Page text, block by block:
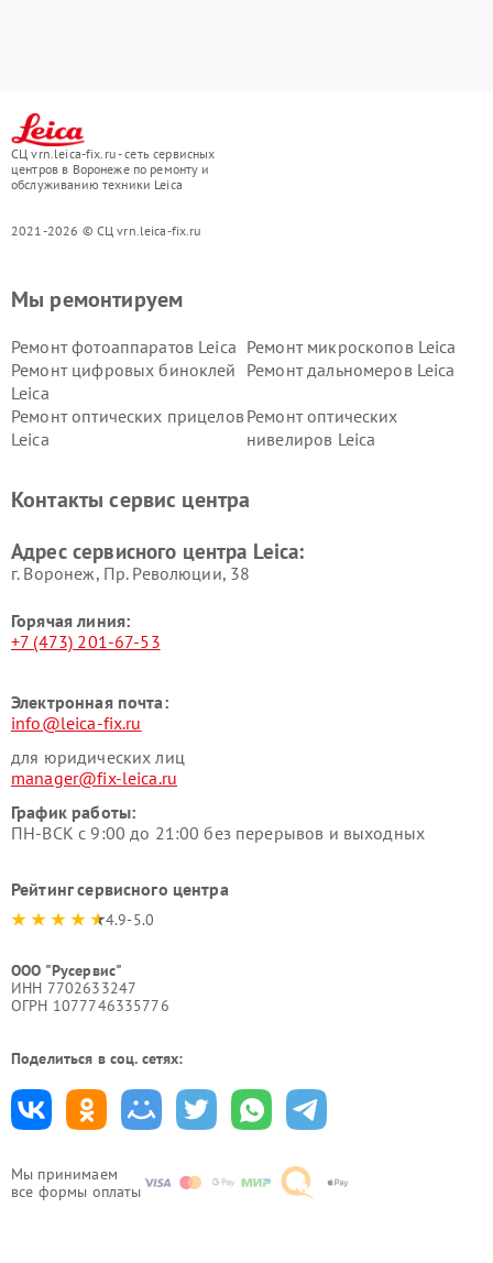
СЦ vrn.leica-fix.ru - сеть сервисных
центров в Воронеже по ремонту и
обслуживанию техники Leica
2021-2026 © СЦ vrn.leica-fix.ru
Мы принимаем
все формы оплаты
Мы ремонтируем
Ремонт фотоаппаратов Leica Ремонт микроскопов Leica
Ремонт цифровых биноклей
Leica
Ремонт дальномеров Leica
Ремонт оптических прицелов
Leica
Ремонт оптических
нивелиров Leica
Контакты сервис центра
Адрес сервисного центра Leica:
г. Воронеж, Пр. Революции, 38
Горячая линия:
+7 (473) 201-67-53
Электронная почта:
info@leica-fix.ru
для юридических лиц
manager@fix-leica.ru
График работы:
ПН-ВСК с 9:00 до 21:00 без перерывов и выходных
Рейтинг сервисного центра
4.9-5.0
ООО "Русервис"
ИНН 7702633247
ОГРН 1077746335776
Поделиться в соц. сетях: